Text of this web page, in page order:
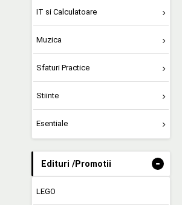
IT si Calculatoare
Muzica
Sfaturi Practice
Stiinte
Esentiale
Edituri /Promotii -
LEGO